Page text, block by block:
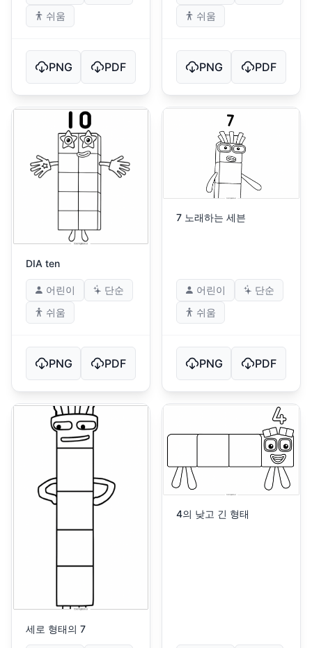
쉬움
PNG PDF
쉬움
PNG PDF
DIA ten
어린이
단순
쉬움
PNG PDF
7 노래하는 세븐
어린이
단순
쉬움
PNG PDF
세로 형태의 7
4의 낮고 긴 형태